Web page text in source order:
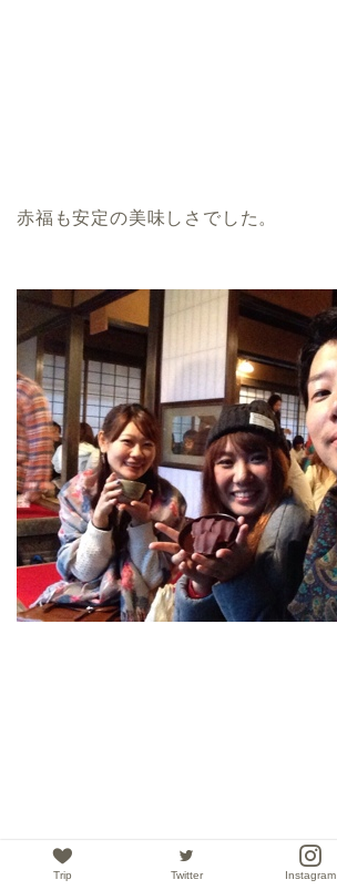
赤福も安定の美味しさでした。
Trip Twitter Instagram